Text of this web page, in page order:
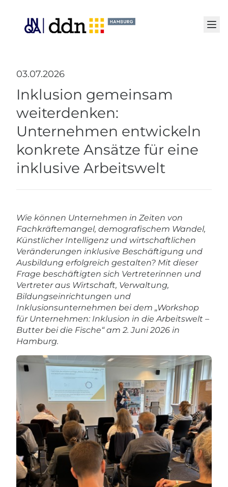
03.07.2026
Inklusion gemeinsam
weiterdenken:
Unternehmen entwickeln
konkrete Ansätze für eine
inklusive Arbeitswelt
Wie können Unternehmen in Zeiten von
Fachkräftemangel, demografischem Wandel,
Künstlicher Intelligenz und wirtschaftlichen
Veränderungen inklusive Beschäftigung und
Ausbildung erfolgreich gestalten? Mit dieser
Frage beschäftigten sich Vertreterinnen und
Vertreter aus Wirtschaft, Verwaltung,
Bildungseinrichtungen und
Inklusionsunternehmen bei dem „Workshop
für Unternehmen: Inklusion in die Arbeitswelt –
Butter bei die Fische“ am 2. Juni 2026 in
Hamburg.